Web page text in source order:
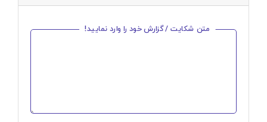
متن شکایت / گزارش خود را وارد نمایید!